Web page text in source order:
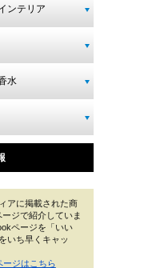
ンテリア
水
アに掲載された商
ジで紹介していま
ページを「いい
いち早くキャッ
ージはこちら